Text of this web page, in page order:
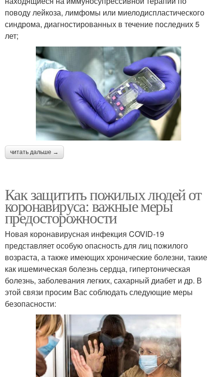
поводу лейкоза, лимфомы или миелодиспластического
синдрома, диагностированных в течение последних 5
лет;
читать дальше →
Как защитить пожилых людей от
коронавируса: важные меры
предосторожности
Новая коронавирусная инфекция COVID-19
представляет особую опасность для лиц пожилого
возраста, а также имеющих хронические болезни, такие
как ишемическая болезнь сердца, гипертоническая
болезнь, заболевания легких, сахарный диабет и др. В
этой связи просим Вас соблюдать следующие меры
безопасности: